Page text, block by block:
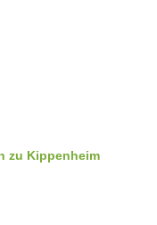
zu Kippenheim